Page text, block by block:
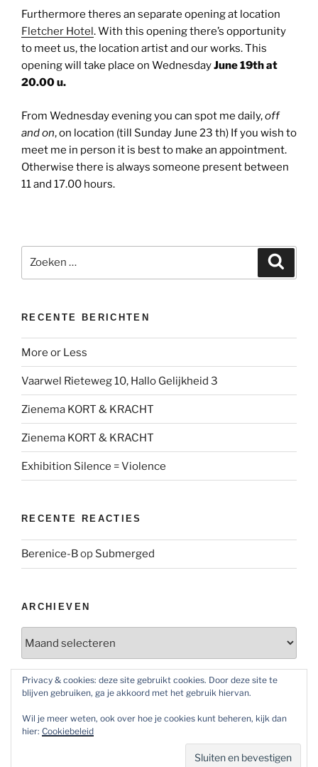
Furthermore theres an separate opening at location
Fletcher Hotel . With this opening there’s opportunity
to meet us, the location artist and our works. This
opening will take place on WednesdayJune 19th at
20.00 u.
From Wednesday evening you can spot me daily,off
and on, on location (till Sunday June 23 th) If you wish to
meet me in person it is best to make an appointment.
Otherwise there is always someone present between
11 and 17.00 hours.
naar:
RECENTE BERICHTEN
More or Less
Vaarwel Rieteweg 10, Hallo Gelijkheid 3
Zienema KORT & KRACHT
Zienema KORT & KRACHT
Exhibition Silence = Violence
RECENTE REACTIES
Berenice-Bop Submerged
ARCHIEVEN
SOCIAL MEDIA
Bekijk
het
Bekijk
het
Bekijk
het
Privacy & cookies: deze site gebruikt cookies. Door deze site te
blijven gebruiken, ga je akkoord met het gebruik hiervan.
Wil je meer weten, ook over hoe je cookies kunt beheren, kijk dan
hier: Cookiebeleid